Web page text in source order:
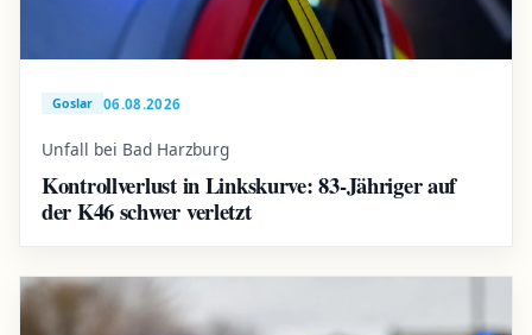
Goslar 06.08.2026
Unfall bei Bad Harzburg
Kontrollverlust in Linkskurve: 83-Jähriger auf
der K46 schwer verletzt